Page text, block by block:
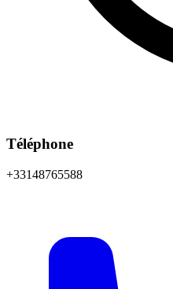
Téléphone
+33148765588